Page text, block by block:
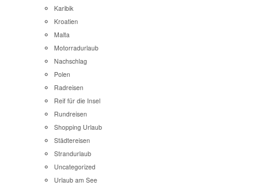
Karibik
Kroatien
Malta
Motorradurlaub
Nachschlag
Polen
Radreisen
Reif für die Insel
Rundreisen
Shopping Urlaub
Städtereisen
Strandurlaub
Uncategorized
Urlaub am See